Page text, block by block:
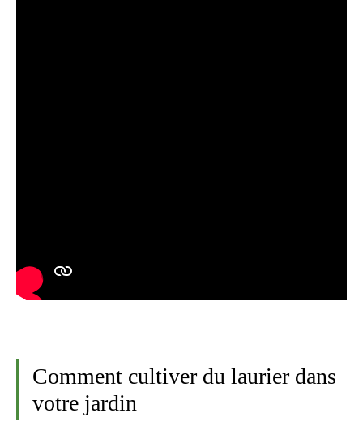
Comment cultiver du laurier dans
votre jardin